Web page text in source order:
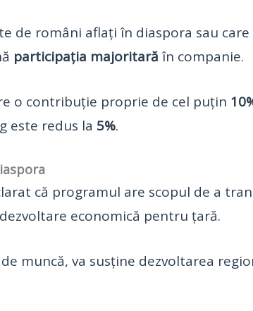
de români aflați în diaspora sau
participația majoritarăîn companie.
o contribuție proprie de cel puțin
este redus la 5%.
că programul are scopul de a
economică pentru țară.
muncă, va susține dezvoltarea